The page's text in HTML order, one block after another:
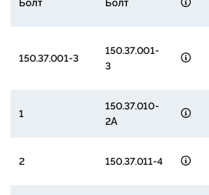
Болт Болт
150.37.001-3
150.37.001-
3
1
150.37.010-
2А
2 150.37.011-4